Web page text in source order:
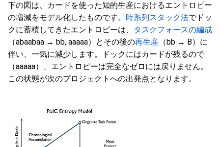
下の図は、カードを使った知的生産におけるエントロピー
の増減をモデル化したものです。 時系列スタック法でドッ
クに蓄積してきたエントロピーは、
タスクフォースの編成
（abaabaa → bb, aaaaa）とその後の再生産 （bb → B）に
伴い、一気に減少します。ドックにはカードが残るので
（aaaaa）、エントロピーは完全なゼロには戻りません。
この状態が次のプロジェクトへの出発点となります。